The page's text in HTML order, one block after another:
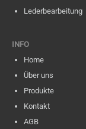
Leder­bearbeitung
INFO
Home
Über uns
Produkte
Kontakt
AGB